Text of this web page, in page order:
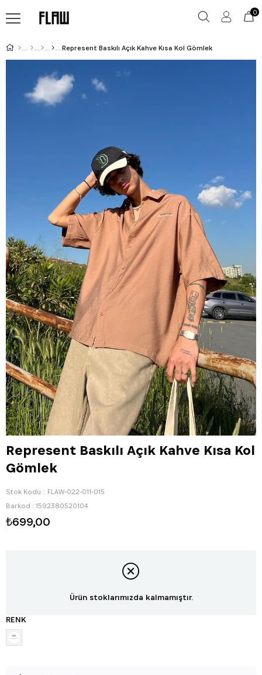
0
Represent Baskılı Açık Kahve Kısa Kol Gömlek
Represent Baskılı Açık Kahve Kısa Kol
Gömlek
Stok Kodu
FLAW-022-011-015
Barkod : 1592380520104
₺699,00
Ürün stoklarımızda kalmamıştır.
RENK